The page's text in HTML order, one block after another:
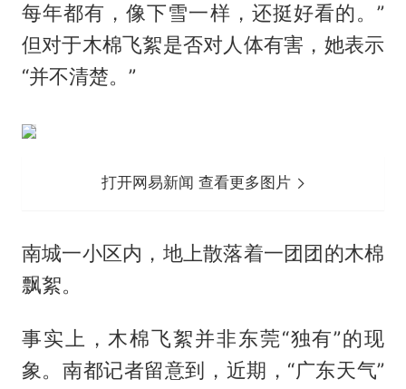
每年都有，像下雪一样，还挺好看的。”
但对于木棉飞絮是否对人体有害，她表示
“并不清楚。”
打开网易新闻 查看更多图片
南城一小区内，地上散落着一团团的木棉
飘絮。
事实上，木棉飞絮并非东莞“独有”的现
象。南都记者留意到，近期，“广东天气”